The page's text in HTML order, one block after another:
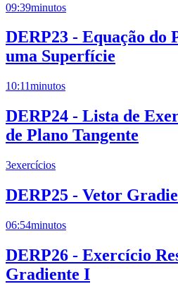
09:39minutos
DERP23 - Equação do
uma Superfície
10:11minutos
DERP24 - Lista de
de Plano Tangente
3exercícios
DERP25 - Vetor
06:54minutos
DERP26 - Exercício
Gradiente I